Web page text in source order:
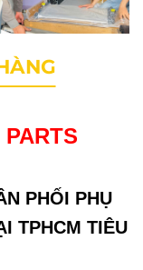
PHỐI PHỤ
TPHCM TIÊU